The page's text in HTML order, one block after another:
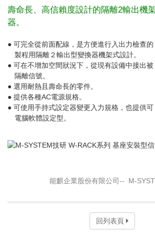
壽命長、高信賴度設計的隔離2輸出機
器。
● 可完全從前面配線，是方便進行入出力檢查的
製程用隔離２輸出型變換器機架式設計。
● 可在不增加空間狀況下，從現有設備中接出被
隔離信號。
● 選用耐熱且壽命長的零件。
● 提供各種AC電源規格。
● 可使用手持式設定器變更入力規格，也提供可
電腦軟體設定型。
能麒企業股份有限公司-- M-
回列表頁